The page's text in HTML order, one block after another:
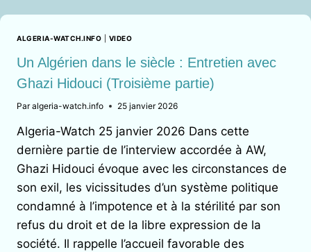
ALGERIA-WATCH.INFO VIDEO
Un Algérien dans le siècle : Entretien avec
Ghazi Hidouci (Troisième partie)
Par algeria-watch.info 25 janvier 2026
Algeria-Watch 25 janvier 2026 Dans cette
dernière partie de l’interview accordée à AW,
Ghazi Hidouci évoque avec les circonstances de
son exil, les vicissitudes d’un système politique
condamné à l’impotence et à la stérilité par son
refus du droit et de la libre expression de la
société. Il rappelle l’accueil favorable des